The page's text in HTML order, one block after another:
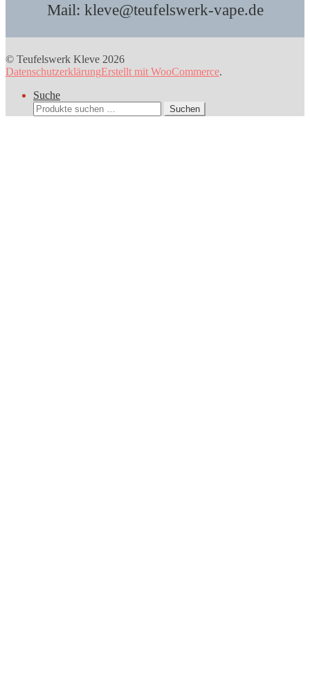
Mail: kleve@teufelswerk-vape.de
© Teufelswerk Kleve 2026
DatenschutzerklärungErstellt mit WooCommerce.
Suche
Suchen
nach:
Suchen